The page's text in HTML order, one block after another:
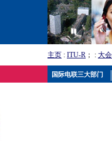
主页 : ITU-R ； : 大
国际电联三大部门